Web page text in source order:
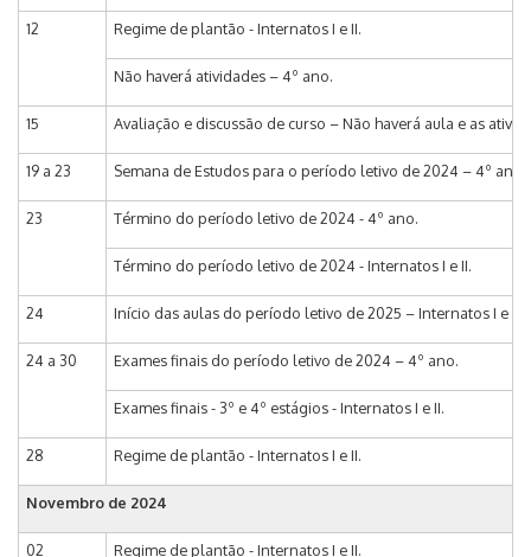
12 Regime de plantão - Internatos I e II.
Não haverá atividades – 4º ano.
15 Avaliação e discussão de curso – Não haverá aula e as
19 a 23 Semana de Estudos para o período letivo de 2024 – 4º ano.
23 Término do período letivo de 2024 - 4º ano.
Término do período letivo de 2024 - Internatos I e II.
24 Início das aulas do período letivo de 2025 – Internatos I e II.
24 a 30 Exames finais do período letivo de 2024 – 4º ano.
Exames finais - 3º e 4º estágios - Internatos I e II.
28 Regime de plantão - Internatos I e II.
Novembro de 2024
02 Regime de plantão - Internatos I e II.